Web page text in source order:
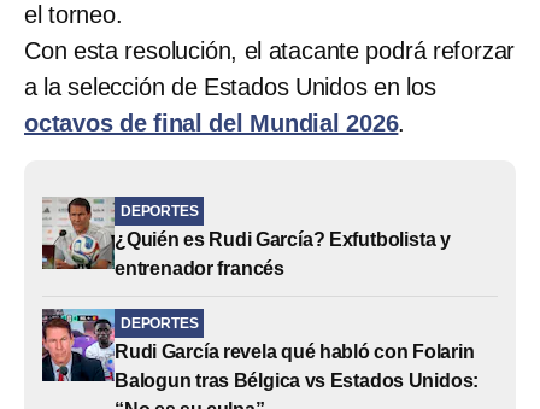
el torneo.
Con esta resolución, el atacante podrá reforzar
a la selección de Estados Unidos en los
octavos de final del Mundial 2026.
DEPORTES
¿Quién es Rudi García? Exfutbolista y
entrenador francés
DEPORTES
Rudi García revela qué habló con Folarin
Balogun tras Bélgica vs Estados Unidos: